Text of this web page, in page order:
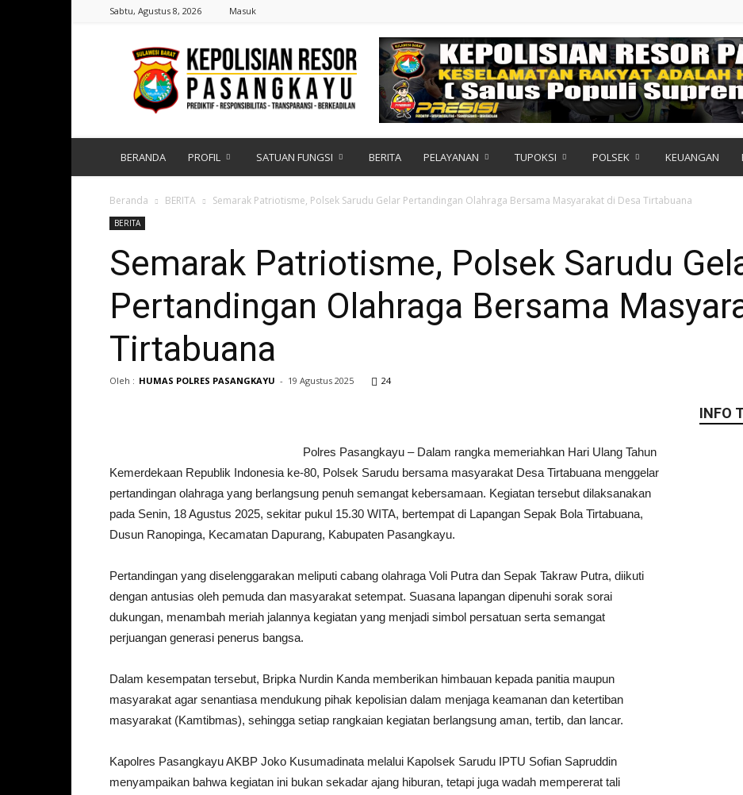
Sabtu, Agustus 8, 2026 Masuk
Polres
Pasangkayu
|
Sulawesi
Barat
BERANDA PROFIL SATUAN FUNGSI BERITA PELAYANAN TUPOKSI POLSEK KEUANGAN
Beranda BERITA Semarak Patriotisme, Polsek Sarudu Gelar Pertandingan Olahraga Bersama Masyarakat di Desa Tirtabuana
BERITA
Semarak Patriotisme, Polsek Sarudu
Pertandingan Olahraga Bersama
Tirtabuana
Oleh : HUMAS POLRES PASANGKAYU - 19 Agustus 2025 24
Polres Pasangkayu – Dalam rangka memeriahkan Hari Ulang Tahun
Kemerdekaan Republik Indonesia ke-80, Polsek Sarudu bersama masyarakat Desa Tirtabuana menggelar
pertandingan olahraga yang berlangsung penuh semangat kebersamaan. Kegiatan tersebut dilaksanakan
pada Senin, 18 Agustus 2025, sekitar pukul 15.30 WITA, bertempat di Lapangan Sepak Bola Tirtabuana,
Dusun Ranopinga, Kecamatan Dapurang, Kabupaten Pasangkayu.
Pertandingan yang diselenggarakan meliputi cabang olahraga Voli Putra dan Sepak Takraw Putra, diikuti
dengan antusias oleh pemuda dan masyarakat setempat. Suasana lapangan dipenuhi sorak sorai
dukungan, menambah meriah jalannya kegiatan yang menjadi simbol persatuan serta semangat
perjuangan generasi penerus bangsa.
Dalam kesempatan tersebut, Bripka Nurdin Kanda memberikan himbauan kepada panitia maupun
masyarakat agar senantiasa mendukung pihak kepolisian dalam menjaga keamanan dan ketertiban
masyarakat (Kamtibmas), sehingga setiap rangkaian kegiatan berlangsung aman, tertib, dan lancar.
Kapolres Pasangkayu AKBP Joko Kusumadinata melalui Kapolsek Sarudu IPTU Sofian Sapruddin
menyampaikan bahwa kegiatan ini bukan sekadar ajang hiburan, tetapi juga wadah mempererat tali
INFO